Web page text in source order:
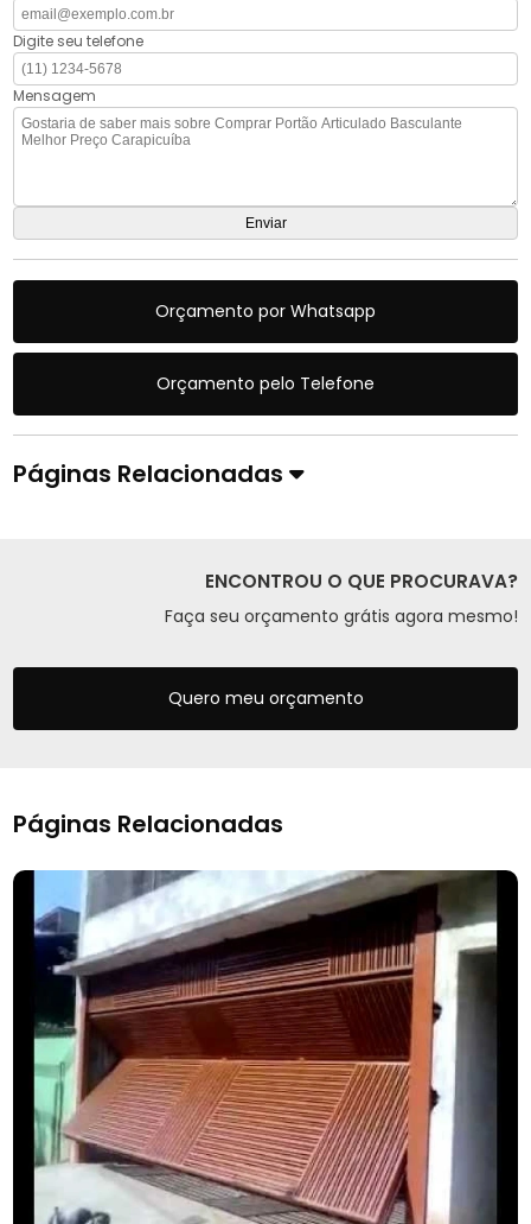
Digite seu telefone
Mensagem
Orçamento por Whatsapp
Orçamento pelo Telefone
Páginas Relacionadas
ENCONTROU O QUE PROCURAVA?
Faça seu orçamento grátis agora mesmo!
Quero meu orçamento
Páginas Relacionadas